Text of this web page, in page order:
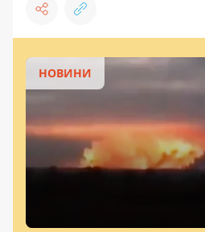
НОВИНИ